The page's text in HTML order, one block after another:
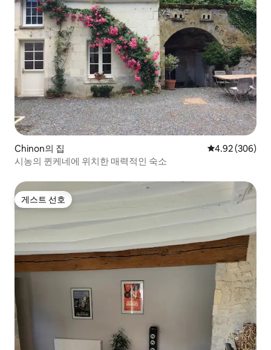
Chinon의 집 평점 4.92점(5
4.92 (306)
시농의 퀸케네에 위치한 매력적인 숙소
게스트 선호
게스트 선호